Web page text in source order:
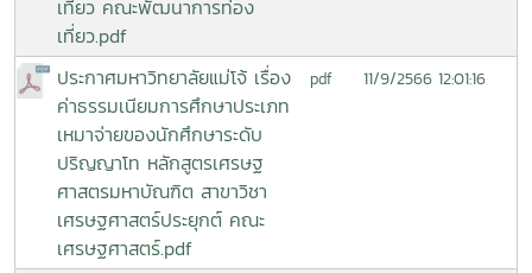
เที่ยว คณะพัฒนาการท่อง
เที่ยว.pdf
ประกาศมหาวิทยาลัยแม่โจ้ เรื่อง
ค่าธรรมเนียมการศึกษาประเภท
เหมาจ่ายของนักศึกษาระดับ
ปริญญาโท หลักสูตรเศรษฐ
ศาสตรมหาบัณฑิต สาขาวิชา
เศรษฐศาสตร์ประยุกต์ คณะ
เศรษฐศาสตร์.pdf
pdf 11/9/2566 12:01:16